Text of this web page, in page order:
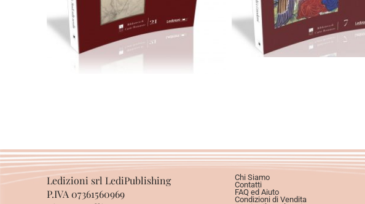
Scegli Scegli
Ledizioni srl LediPublishing
P.IVA 07361560969
Chi Siamo
Contatti
FAQ ed Aiuto
Condizioni di Vendita